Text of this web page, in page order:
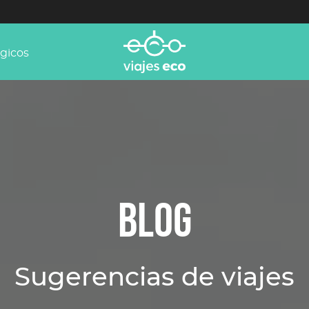
BLOG
Sugerencias de viajes